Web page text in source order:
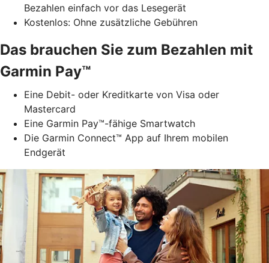
Bezahlen einfach vor das Lesegerät
Kostenlos: Ohne zusätzliche Gebühren
Das brauchen Sie zum Bezahlen mit
Garmin Pay™
Eine Debit- oder Kreditkarte von Visa oder
Mastercard
Eine Garmin Pay™-fähige Smartwatch
Die Garmin Connect™ App auf Ihrem mobilen
Endgerät